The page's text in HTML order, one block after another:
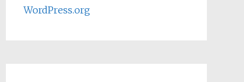
WordPress.org